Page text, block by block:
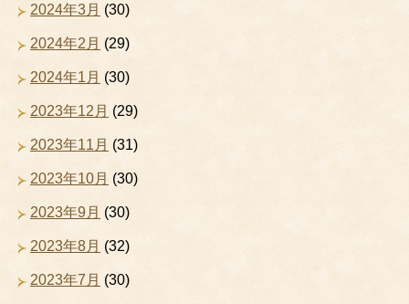
2024年3月 (30)
2024年2月 (29)
2024年1月 (30)
2023年12月 (29)
2023年11月 (31)
2023年10月 (30)
2023年9月 (30)
2023年8月 (32)
2023年7月 (30)